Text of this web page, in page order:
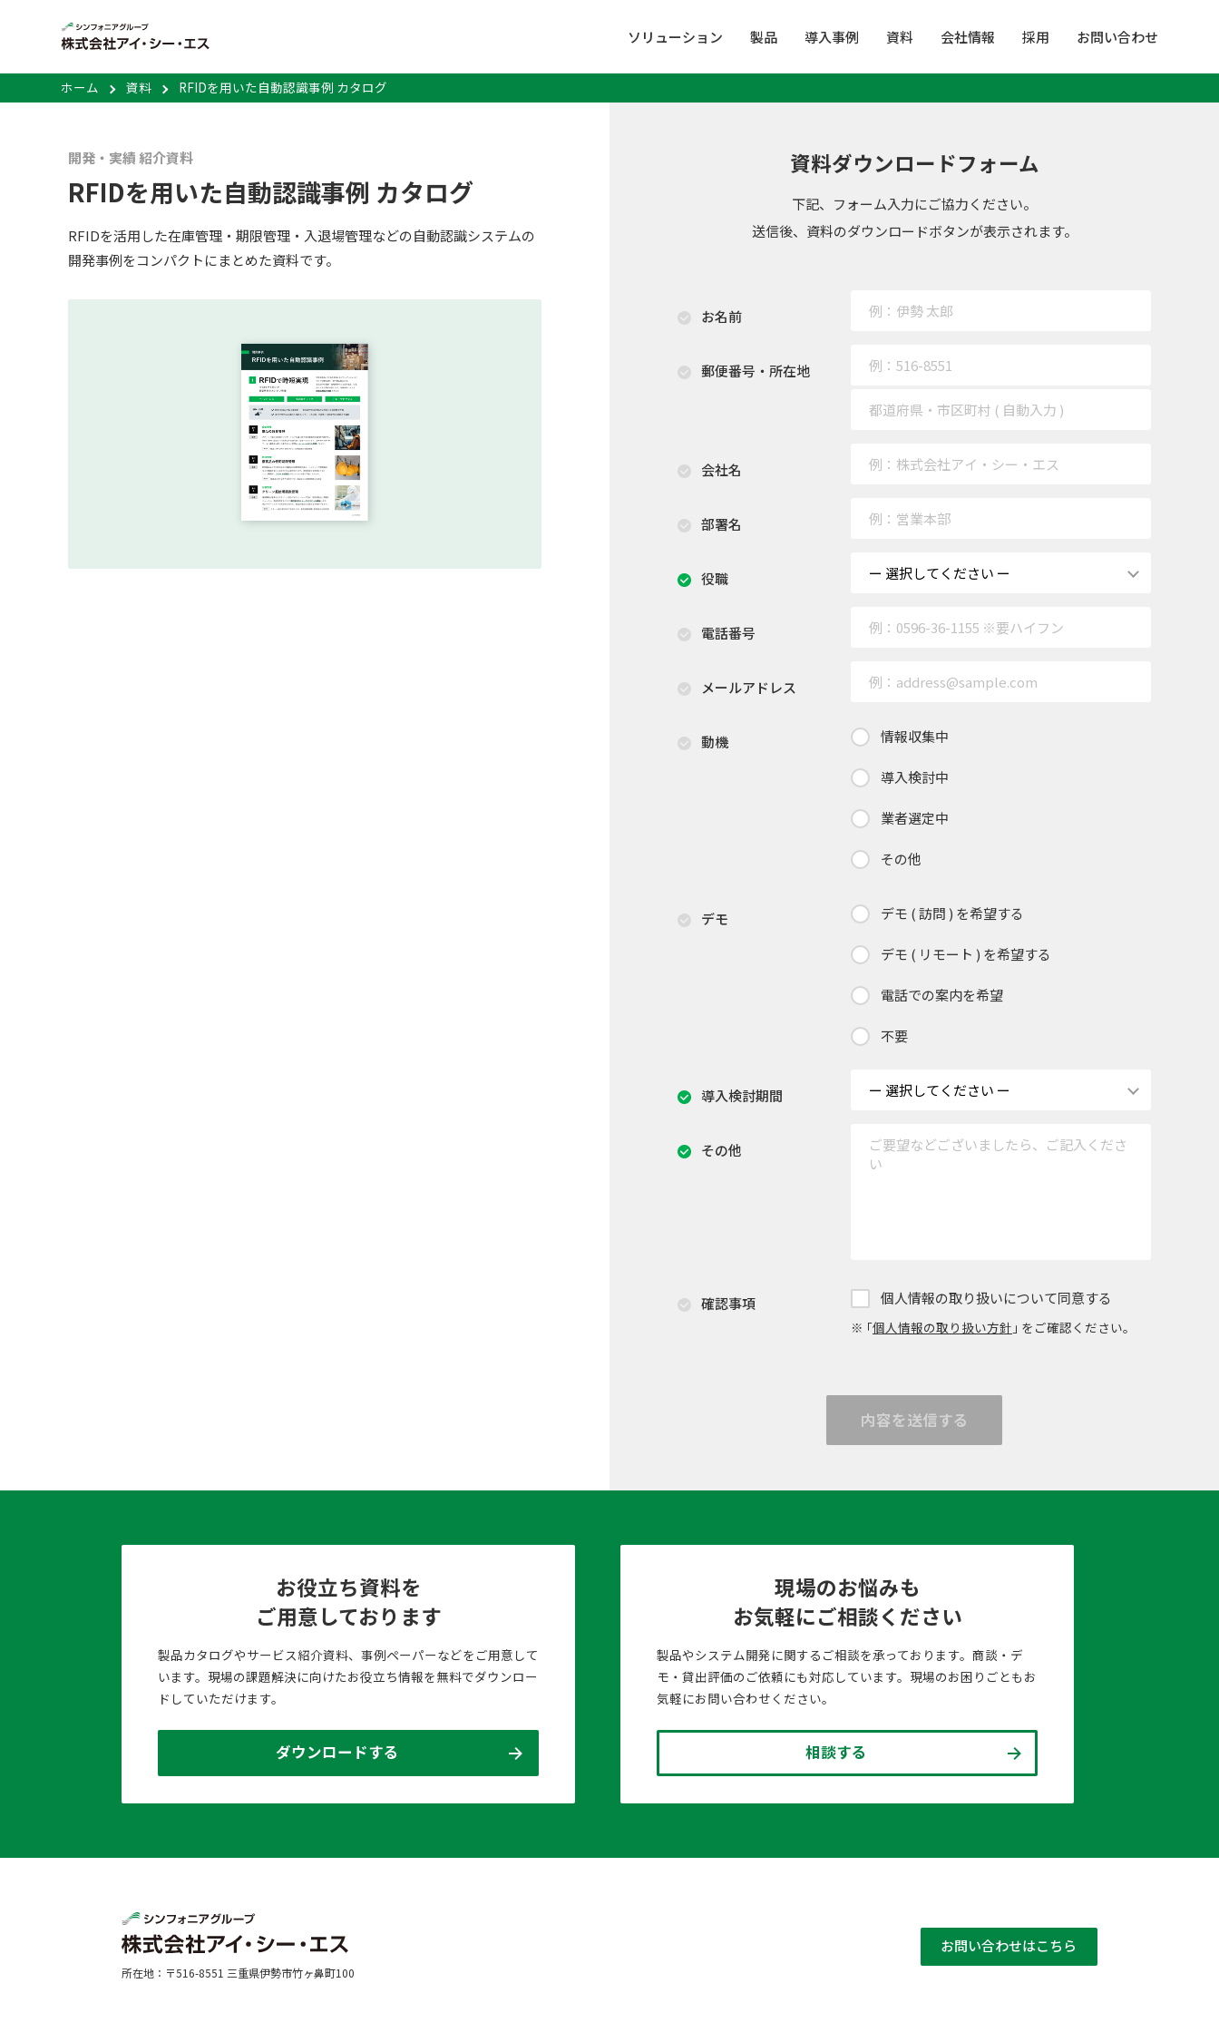
ソリューション 製品 導入事例 資料 会社情報 採用 お問い合わせ
ホーム 資料 RFIDを用いた自動認識事例 カタログ
開発・実績 紹介資料
RFIDを用いた自動認識事例 カタログ
RFIDを活用した在庫管理・期限管理・入退場管理などの自動認識システムの
開発事例をコンパクトにまとめた資料です。
資料ダウンロードフォーム
下記、フォーム入力にご協力ください。
送信後、資料のダウンロードボタンが表示されます。
お名前
郵便番号・所在地
会社名
部署名
役職
電話番号
メールアドレス
動機 情報収集中
導入検討中
業者選定中
その他
デモ デモ ( 訪問 ) を希望する
デモ ( リモート ) を希望する
電話での案内を希望
不要
導入検討期間
その他
確認事項 個人情報の取り扱いについて同意する
※ ｢個人情報の取り扱い方針 ｣ をご確認ください。
内容を送信する
お役立ち資料を
ご用意しております
製品カタログやサービス紹介資料、事例ペーパーなどをご用意して
います。現場の課題解決に向けたお役立ち情報を無料でダウンロー
ドしていただけます。
ダウンロードする
現場のお悩みも
お気軽にご相談ください
製品やシステム開発に関するご相談を承っております。商談・デ
モ・貸出評価のご依頼にも対応しています。現場のお困りごともお
気軽にお問い合わせください。
相談する
所在地：〒516-8551 三重県伊勢市竹ヶ鼻町100
お問い合わせはこちら